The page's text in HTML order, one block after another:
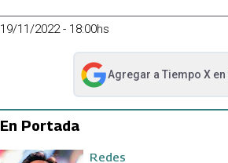
19/11/2022 - 18:00hs
Agregar a Tiempo Xen
abre en nueva pestaña
En Portada
Redes